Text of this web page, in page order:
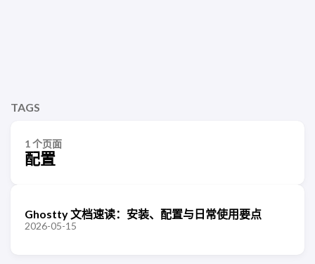
TAGS
1 个页面
配置
Ghostty 文档速读：安装、配置与日常使用要点
2026-05-15